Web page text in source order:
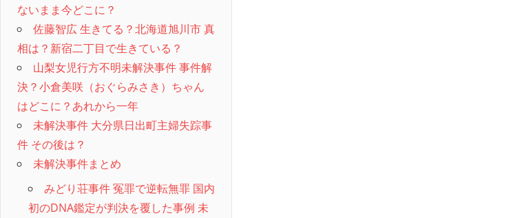
ないまま今どこに？
佐藤智広 生きてる？北海道旭川市 真
相は？新宿二丁目で生きている？
山梨女児行方不明未解決事件 事件解
決？小倉美咲（おぐらみさき）ちゃん
はどこに？あれから一年
未解決事件 大分県日出町主婦失踪事
件 その後は？
未解決事件まとめ
みどり荘事件 冤罪で逆転無罪 国内
初のDNA鑑定が判決を覆した事例 未